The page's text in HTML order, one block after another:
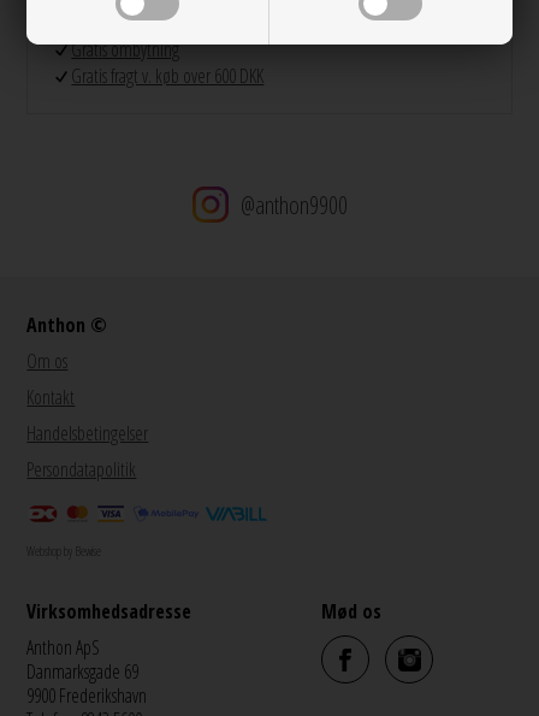
Stor kundetilfredshed
Gratis ombytning
Gratis fragt v. køb over 600 DKK
@anthon9900
Anthon ©
Om os
Kontakt
Handelsbetingelser
Persondatapolitik
Webshop by Bewise
Virksomhedsadresse
Anthon ApS
Danmarksgade 69
9900 Frederikshavn
Mød os